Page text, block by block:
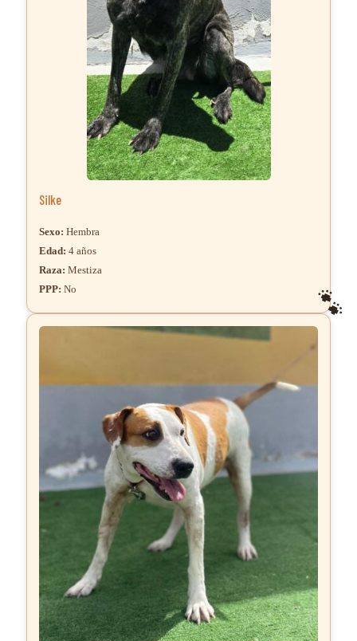
Silke
Sexo: Hembra
Edad: 4 años
Raza: Mestiza
PPP: No